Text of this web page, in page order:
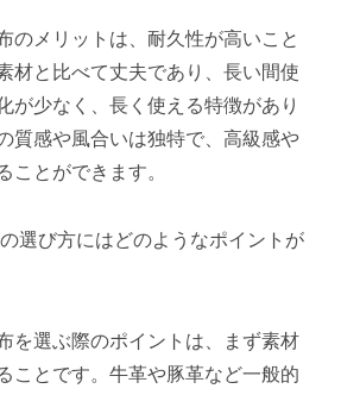
のメリットは、耐久性が高いこと
材と比べて丈夫であり、長い間使
が少なく、長く使える特徴があり
質感や風合いは独特で、高級感や
ことができます。
選び方にはどのようなポイントが
を選ぶ際のポイントは、まず素材
ことです。牛革や豚革など一般的